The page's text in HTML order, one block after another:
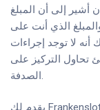
أشير إلى أن المبلغ
الذي أنت على
لا توجد إجراءات
تحاول التركيز على
يقدم لك Frankenslot’s Beast إمكانية العودة مرة أخرى حتى يخرج